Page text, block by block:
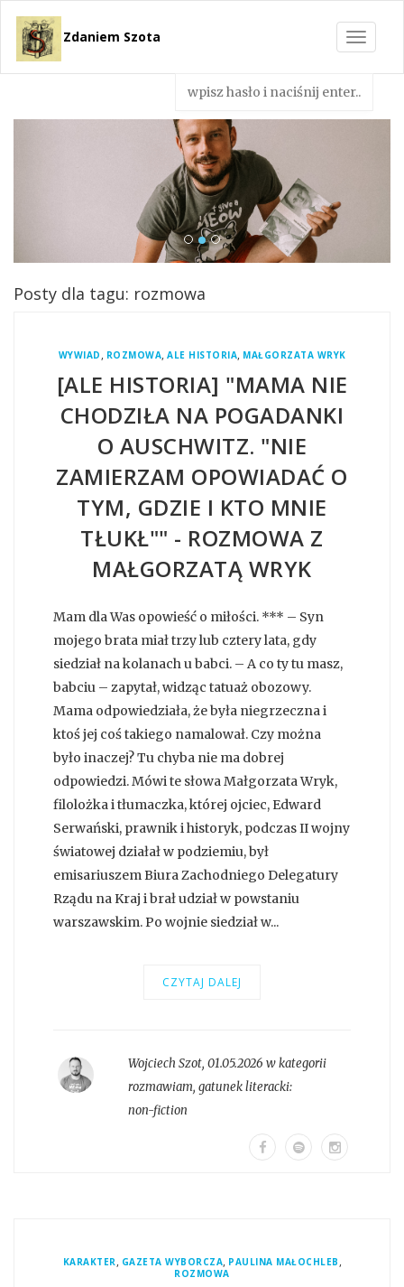
Toggle
Zdaniem Szota
Posty dla tagu: rozmowa
WYWIAD , ROZMOWA, ALE HISTORIA, MAŁGORZATA WRYK
[ALE HISTORIA] "MAMA NIE
CHODZIŁA NA POGADANKI
O AUSCHWITZ. "NIE
ZAMIERZAM OPOWIADAĆ O
TYM, GDZIE I KTO MNIE
TŁUKŁ"" - ROZMOWA Z
MAŁGORZATĄ WRYK
Mam dla Was opowieść o miłości. *** – Syn
mojego brata miał trzy lub cztery lata, gdy
siedział na kolanach u babci. – A co ty tu masz,
babciu – zapytał, widząc tatuaż obozowy.
Mama odpowiedziała, że była niegrzeczna i
ktoś jej coś takiego namalował. Czy można
było inaczej? Tu chyba nie ma dobrej
odpowiedzi. Mówi te słowa Małgorzata Wryk,
filolożka i tłumaczka, której ojciec, Edward
Serwański, prawnik i historyk, podczas II wojny
światowej działał w podziemiu, był
emisariuszem Biura Zachodniego Delegatury
Rządu na Kraj i brał udział w powstaniu
warszawskim. Po wojnie siedział w...
CZYTAJ DALEJ
Wojciech Szot, 01.05.2026 w kategorii
rozmawiam, gatunek literacki:
non-fiction
KARAKTER, GAZETA WYBORCZA, PAULINA MAŁOCHLEB ,
ROZMOWA